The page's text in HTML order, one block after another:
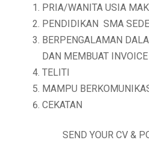
PRIA/WANITA USIA
PENDIDIKAN SMA
BERPENGALAMAN
DAN MEMBUAT
TELITI
MAMPU
CEKATAN
SEND YOUR CV &